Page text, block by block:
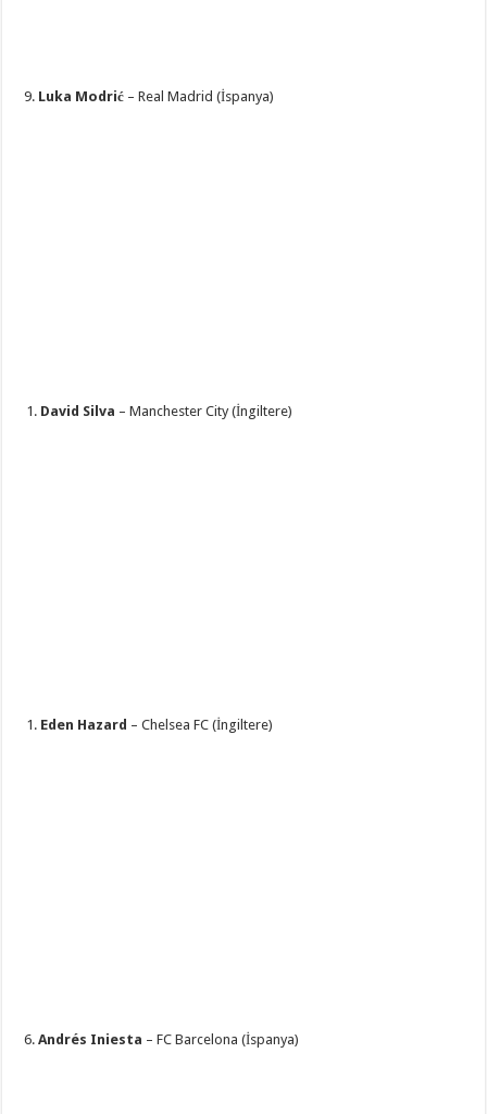
9. Luka Modrić – Real Madrid (İspanya)
David Silva – Manchester City (İngiltere)
Eden Hazard – Chelsea FC (İngiltere)
6.Andrés Iniesta – FC Barcelona (İspanya)